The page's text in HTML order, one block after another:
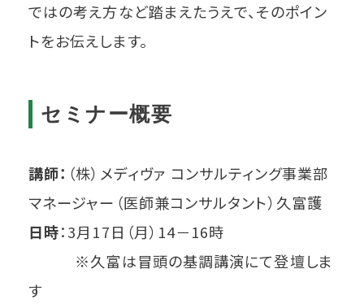
ではの考え方など踏まえたうえで、そのポイン
トをお伝えします。
セミナー概要
講師： （株）メディヴァ コンサルティング事業部
マネージャー（医師兼コンサルタント）久富護
日時：3月17日（月）14－16時
※久富は冒頭の基調講演にて登壇しま
す